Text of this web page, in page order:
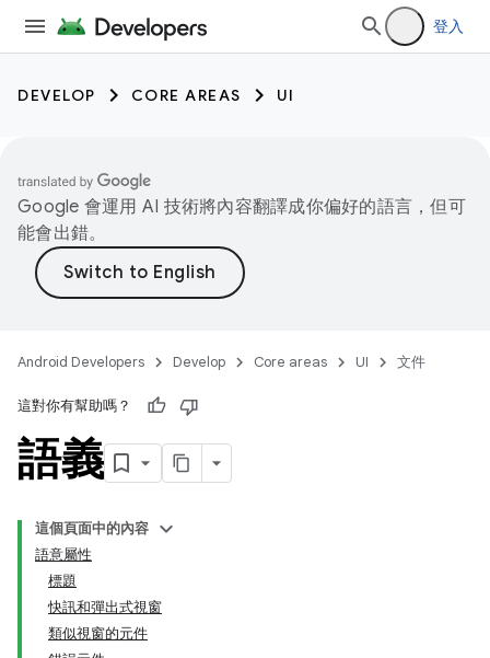
登入
DEVELOP CORE AREAS UI
Google 會運用 AI 技術將內容翻譯成你偏好的語言，但可
能會出錯。
Android Developers Develop Core areas UI 文件
這對你有幫助嗎？
語義
這個頁面中的內容
語意屬性
標題
快訊和彈出式視窗
類似視窗的元件